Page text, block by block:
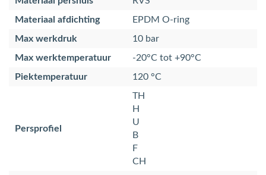
Materiaal afdichting
EPDM O-ring
Max werkdruk
10 bar
Max werktemperatuur
-20°C tot +90°C
Piektemperatuur
120 °C
Persprofiel
TH
H
U
B
F
CH